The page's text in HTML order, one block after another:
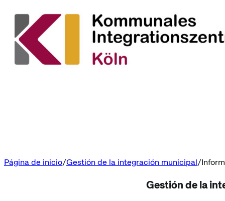
Página de inicio Gestión de la integración municipal
Gestión de la